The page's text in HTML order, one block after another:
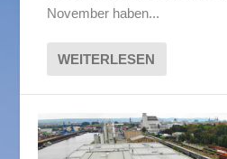
November haben...
WEITERLESEN